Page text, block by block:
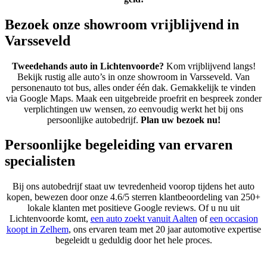
Bezoek onze showroom vrijblijvend in
Varsseveld
Tweedehands auto in Lichtenvoorde? Kom vrijblijvend langs!
Bekijk rustig alle auto’s in onze showroom in Varsseveld. Van
personenauto tot bus, alles onder één dak. Gemakkelijk te vinden
via Google Maps. Maak een uitgebreide proefrit en bespreek zonder
verplichtingen uw wensen, zo eenvoudig werkt het bij ons
persoonlijke autobedrijf. Plan uw bezoek nu!
Persoonlijke begeleiding van ervaren
specialisten
Bij ons autobedrijf staat uw tevredenheid voorop tijdens het auto
kopen, bewezen door onze 4.6/5 sterren klantbeoordeling van 250+
lokale klanten met positieve Google reviews. Of u nu uit
Lichtenvoorde komt, een auto zoekt vanuit Aalten ofeen occasion
koopt in Zelhem, ons ervaren team met 20 jaar automotive expertise
begeleidt u geduldig door het hele proces.